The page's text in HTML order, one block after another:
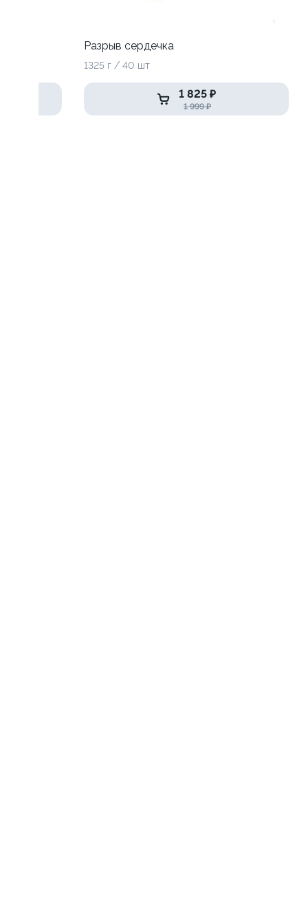
Разрыв сердечка
1325 г / 40 шт
1 825 ₽
1 999 ₽